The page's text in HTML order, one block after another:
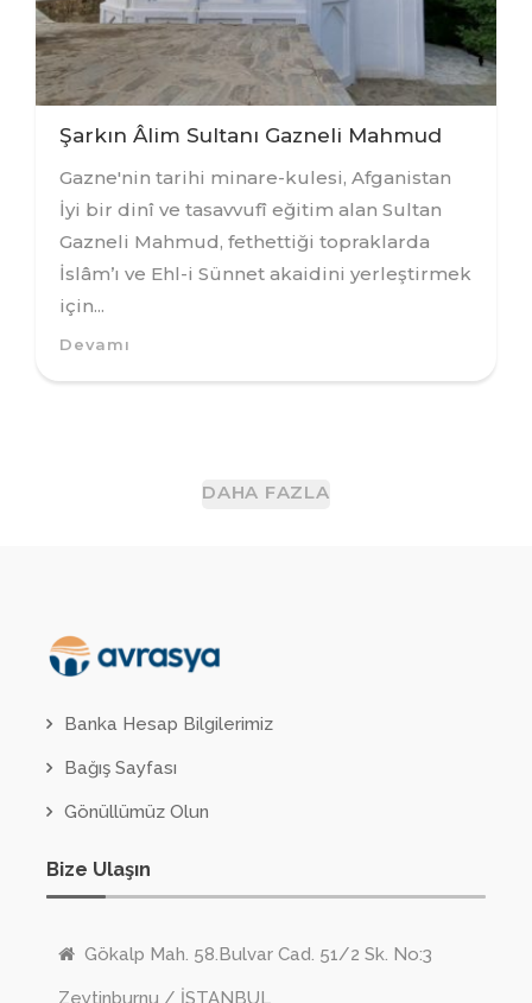
Şarkın Âlim Sultanı Gazneli Mahmud
Gazne'nin tarihi minare-kulesi, Afganistan
İyi bir dinî ve tasavvufî eğitim alan Sultan
Gazneli Mahmud, fethettiği topraklarda
İslâm’ı ve Ehl-i Sünnet akaidini yerleştirmek
için...
Devamı
DAHA FAZLA
Banka Hesap Bilgilerimiz
Bağış Sayfası
Gönüllümüz Olun
Bize Ulaşın
Gökalp Mah. 58.Bulvar Cad. 51/2 Sk. No:3
Zeytinburnu / İSTANBUL